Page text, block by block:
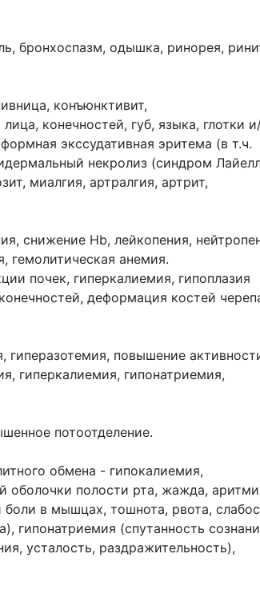
бронхоспазм, одышка, ринорея,
конъюнктивит,
конечностей, губ, языка, глотки
экссудативная эритема (в т.ч.
некролиз (синдром
миалгия, артралгия, артрит,
снижение Hb, лейкопения,
гемолитическая анемия.
почек, гиперкалиемия, гипоплазия
деформация костей
гиперазотемия, повышение
гиперкалиемия, гипонатриемия,
потоотделение.
обмена - гипокалиемия,
оболочки полости рта, жажда,
в мышцах, тошнота, рвота,
гипонатриемия (спутанность
усталость, раздражительность),